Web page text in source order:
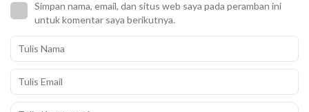
Simpan nama, email, dan situs web saya pada peramban ini
untuk komentar saya berikutnya.